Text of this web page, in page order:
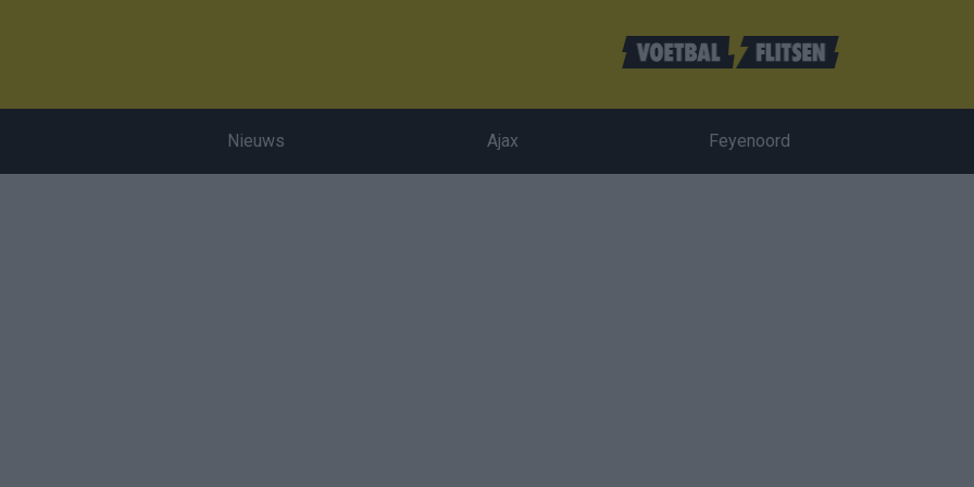
Nieuws Ajax Feyenoord